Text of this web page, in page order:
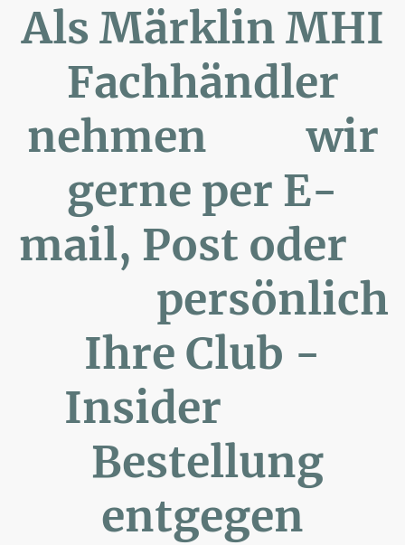
Als Märklin MHI
Fachhändler
nehmen wir
gerne per E-
mail, Post oder
persönlich
Ihre Club -
Insider
Bestellung
entgegen